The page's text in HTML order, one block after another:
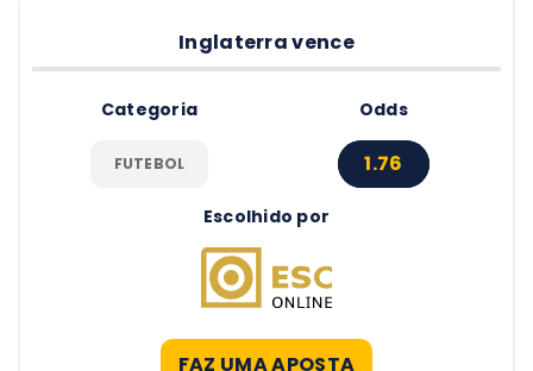
Inglaterra vence
FAZ UMA APOSTA
Categoria
FUTEBOL
Odds
1.76
Escolhido por